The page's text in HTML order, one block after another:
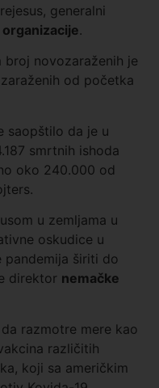
generalni
.
novozaraženih je
od početka
saopštilo da je u
smrtnih ishoda
oko 240.000 od
u zemljama u
oskudice u
pandemija širiti do
direktor nemačke
razmotre mere kao
različitih
koji sa američkim